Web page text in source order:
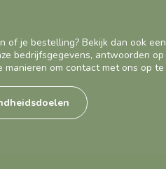
of je bestelling? Bekijk dan ook
bedrijfsgegevens, antwoorden op
om contact met ons op te